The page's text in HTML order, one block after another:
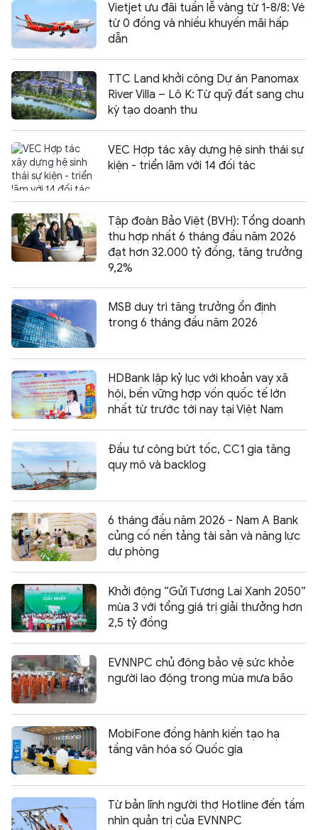
Vietjet ưu đãi tuần lễ vàng từ 1-8/8: Vé
từ 0 đồng và nhiều khuyến mãi hấp
dẫn
TTC Land khởi công Dự án Panomax
River Villa – Lô K: Từ quỹ đất sang chu
kỳ tạo doanh thu
VEC Hợp tác xây dựng hệ sinh thái sự
kiện - triển lãm với 14 đối tác
Tập đoàn Bảo Việt (BVH): Tổng doanh
thu hợp nhất 6 tháng đầu năm 2026
đạt hơn 32.000 tỷ đồng, tăng trưởng
9,2%
MSB duy trì tăng trưởng ổn định
trong 6 tháng đầu năm 2026
HDBank lập kỷ lục với khoản vay xã
hội, bền vững hợp vốn quốc tế lớn
nhất từ trước tới nay tại Việt Nam
Đầu tư công bứt tốc, CC1 gia tăng
quy mô và backlog
6 tháng đầu năm 2026 - Nam A Bank
củng cố nền tảng tài sản và năng lực
dự phòng
Khởi động “Gửi Tương Lai Xanh 2050”
mùa 3 với tổng giá trị giải thưởng hơn
2,5 tỷ đồng
EVNNPC chủ động bảo vệ sức khỏe
người lao động trong mùa mưa bão
MobiFone đồng hành kiến tạo hạ
tầng văn hóa số Quốc gia
Từ bản lĩnh người thợ Hotline đến tầm
nhìn quản trị của EVNNPC